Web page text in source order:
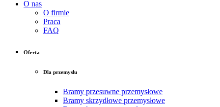
O nas
O firmie
Praca
FAQ
Oferta
Dla przemysłu
Bramy przesuwne przemysłowe
Bramy skrzydłowe przemysłowe